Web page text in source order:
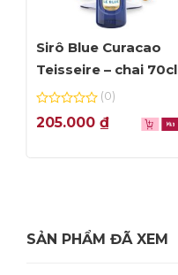
Sirô Blue Curacao
Teisseire – chai 70cl
0
out
5
(0)
205.000 ₫
SẢN PHẨM ĐÃ XEM